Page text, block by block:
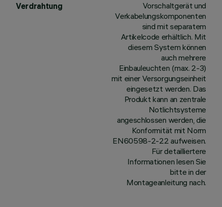
Verdrahtung
Vorschaltgerät und
Verkabelungskomponenten
sind mit separatem
Artikelcode erhältlich. Mit
diesem System können
auch mehrere
Einbauleuchten (max. 2-3)
mit einer Versorgungseinheit
eingesetzt werden. Das
Produkt kann an zentrale
Notlichtsysteme
angeschlossen werden, die
Konformität mit Norm
EN60598-2-22 aufweisen.
Für detailliertere
Informationen lesen Sie
bitte in der
Montageanleitung nach.